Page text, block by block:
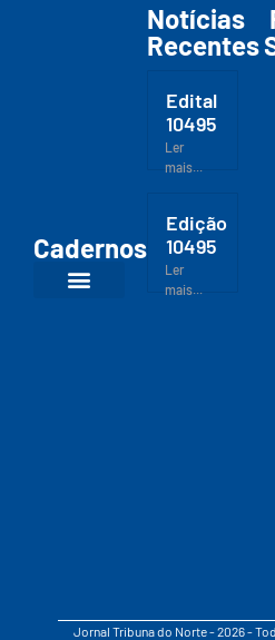
Cadernos
Notícias
Recentes
Edital
10495
Ler
mais...
Edição
10495
Ler
mais...
Jornal Tribuna do Norte - 2026 -